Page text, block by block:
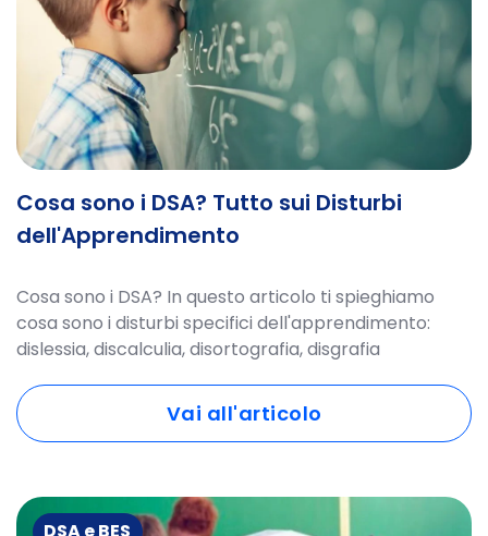
Cosa sono i DSA? Tutto sui Disturbi
dell'Apprendimento
Cosa sono i DSA? In questo articolo ti spieghiamo
cosa sono i disturbi specifici dell'apprendimento:
dislessia, discalculia, disortografia, disgrafia
Vai all'articolo